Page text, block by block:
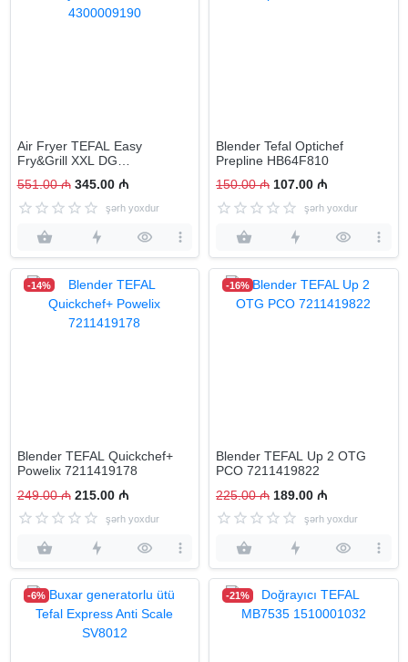
Air Fryer TEFAL Easy
Fry&Grill XXL DG
551.00 ₼ 345.00 ₼
şərh yoxdur
Blender Tefal Optichef
Prepline HB64F810
150.00 ₼ 107.00 ₼
şərh yoxdur
-14%
Blender TEFAL Quickchef+
Powelix 7211419178
249.00 ₼ 215.00 ₼
şərh yoxdur
-16%
Blender TEFAL Up 2 OTG
PCO 7211419822
225.00 ₼ 189.00 ₼
şərh yoxdur
-6% -21%